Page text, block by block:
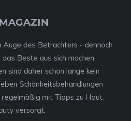
Auge des Betrachters - dennoch
Beste aus sich machen.
sind daher schon lange kein
Schönheitsbehandlungen
mit Tipps zu Haut,
versorgt.